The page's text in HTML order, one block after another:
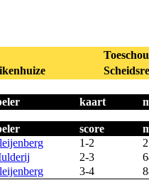
kaart
score
1-2
2-3
3-4